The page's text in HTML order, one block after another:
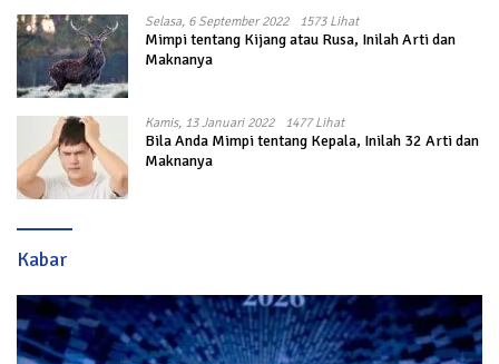
Selasa, 6 September 2022 1573 Lihat
Mimpi tentang Kijang atau Rusa, Inilah Arti dan
Maknanya
Kamis, 13 Januari 2022 1477 Lihat
Bila Anda Mimpi tentang Kepala, Inilah 32 Arti dan
Maknanya
Kabar